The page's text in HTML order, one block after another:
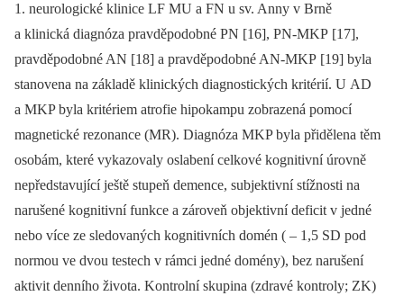
1. neurologické klinice LF MU a FN u sv. An­ny v Brně
a klinická dia­gnóza pravděpodobné PN [16], PN-MKP [17],
pravděpodobné AN [18] a pravděpodobné AN-MKP [19] byla
stanovena na základě klinických diagnostických kritérií. U AD
a MKP byla kritériem atrofie hipokampu zobrazená pomocí
magnetické rezonance (MR). Diagnóza MKP byla přidělena těm
osobám, které vykazovaly oslabení celkové kognitivní úrovně
nepředstavující ještě stupeň demence, subjektivní stížnosti na
narušené kognitivní funkce a zároveň objektivní deficit v jedné
nebo více ze sledovaných kognitivních domén ( –⁠ 1,5 SD pod
normou ve dvou testech v rámci jedné domény), bez narušení
aktivit denního života. Kontrolní skupina (zdravé kontroly; ZK)